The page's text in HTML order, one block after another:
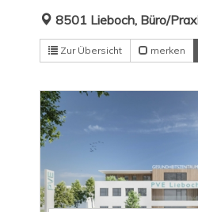
8501 Lieboch, Büro/
Zur Übersicht merken